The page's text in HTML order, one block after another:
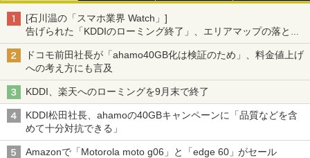
[石川温の「スマホ業界 Watch」]
告げられた「KDDIのローミング終了」、エリアマップの落とし
穴と楽天モバイルの課題
ドコモ前田社長が「ahamo40GB化は検証のため」、料金値上げ
への考え方にも言及
KDDI、楽天へのローミングを9月末で終了
KDDI松田社長、ahamoの40GBキャンペーンに「品質などを含
めて十分対抗できる」
Amazonで「Motorola moto g06」と「edge 60」がセール